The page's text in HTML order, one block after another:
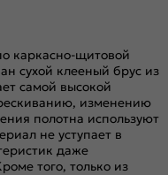
каркасно-щитовой
сухой клееный брус из
самой высокой
изменению
полотна используют
не уступает в
даже
того, только из